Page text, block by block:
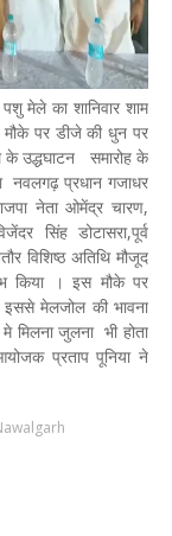
मेले का शानिवार शाम
पर डीजे की धुन पर
उद्धघाटन समारोह के
नवलगढ़ प्रधान गजाधर
नेता ओमेंद्र चारण,
सिंह डोटासरा,पूर्व
विशिष्ठ अतिथि मौजूद
किया । इस मौके पर
इससे मेलजोल की भावना
मिलना जुलना भी होता
प्रताप पूनिया ने